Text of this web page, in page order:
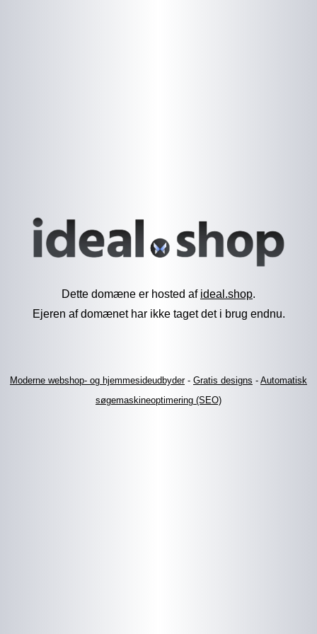
Dette domæne er hosted af ideal.shop.
Ejeren af domænet har ikke taget det i brug endnu.
Moderne webshop- og hjemmesideudbyder- Gratis designs - Automatisk
søgemaskineoptimering (SEO)